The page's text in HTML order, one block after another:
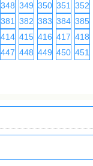
348 349 350 351 352
381 382 383 384 385
414 415 416 417 418
447 448 449 450 451